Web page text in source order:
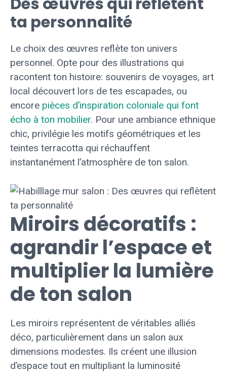
ta personnalité
Le choix des œuvres reflète ton univers
personnel. Opte pour des illustrations qui
racontent ton histoire: souvenirs de voyages, art
local découvert lors de tes escapades, ou
encore pièces d’inspiration coloniale qui font
écho à ton mobilier. Pour une ambiance ethnique
chic, privilégie les motifs géométriques et les
teintes terracotta qui réchauffent
instantanément l’atmosphère de ton salon.
Miroirs décoratifs :
agrandir l’espace et
multiplier la lumière
de ton salon
Les miroirs représentent de véritables alliés
déco, particulièrement dans un salon aux
dimensions modestes. Ils créent une illusion
d’espace tout en multipliant la luminosité